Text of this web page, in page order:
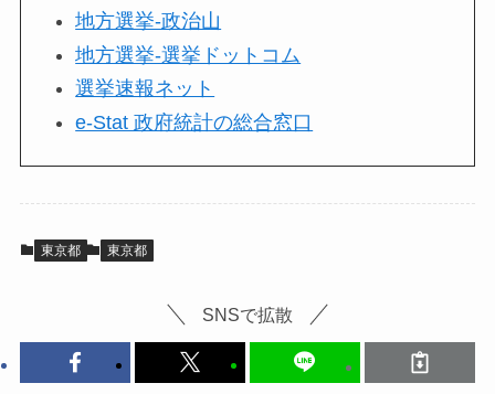
地方選挙-政治山
地方選挙-選挙ドットコム
選挙速報ネット
e-Stat 政府統計の総合窓口
東京都 東京都
SNSで拡散